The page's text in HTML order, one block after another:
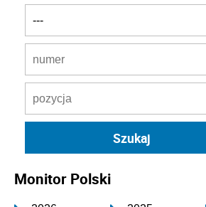
Monitor Polski